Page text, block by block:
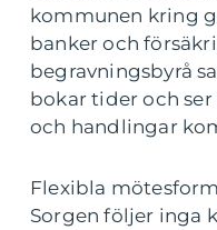
kommunen kring
banker och
begravningsbyrå
bokar tider och
och handlingar
Flexibla
Sorgen följer inga